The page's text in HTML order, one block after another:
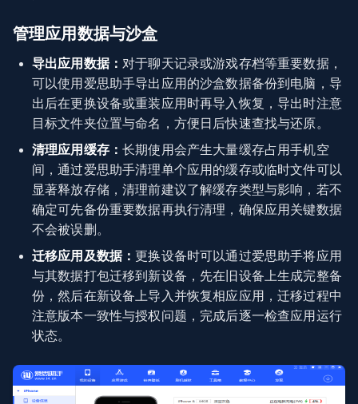
管理应用数据与沙盒
导出应用数据： 对于聊天记录或游戏存档等重要数据，
可以使用爱思助手导出应用的沙盒数据备份到电脑，导
出后在更换设备或重装应用时再导入恢复，导出时注意
目标文件夹位置与命名，方便日后快速查找与还原。
清理应用缓存：长期使用会产生大量缓存占用手机空
间，通过爱思助手清理单个应用的缓存或临时文件可以
显著释放存储，清理前建议了解缓存类型与影响，若不
确定可先备份重要数据再执行清理，确保应用关键数据
不会被误删。
迁移应用及数据：更换设备时可以通过爱思助手将应用
与其数据打包迁移到新设备，先在旧设备上生成完整备
份，然后在新设备上导入并恢复相应应用，迁移过程中
注意版本一致性与授权问题，完成后逐一检查应用运行
状态。